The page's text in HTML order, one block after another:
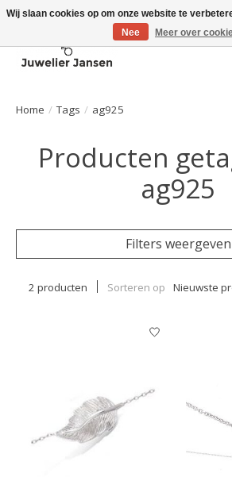
Home / Tags / ag925
Producten
ag925
Filters weergeven
2 producten Sorteren op Nieuwste
Wij slaan cookies op om onze website te
Nee
Meer over